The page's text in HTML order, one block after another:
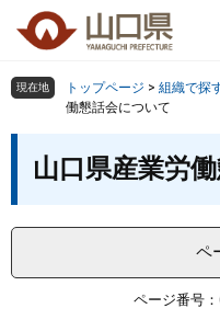
の
頭
。
ー
飛
て
本
へ
組織で探す
検索の仕方 組織で探す
現在地 トップページ > 組織で探
働懇話会について
山口県産業労
ペ
ページ番号